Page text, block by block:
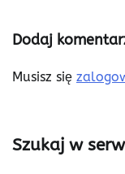
Dodaj
Musisz się
Szukaj w